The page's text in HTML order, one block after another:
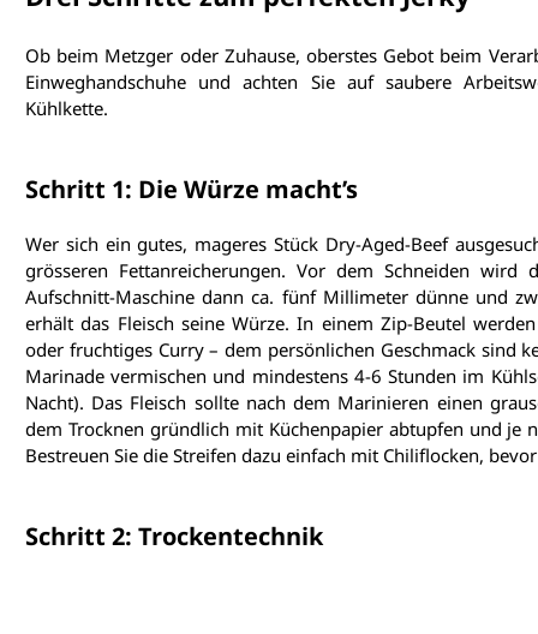
Ob beim Metzger oder Zuhause, oberstes Gebot beim
Einweghandschuhe und achten Sie auf saubere
Kühlkette.
Schritt 1: Die Würze macht’s
Wer sich ein gutes, mageres Stück Dry-Aged-Beef
grösseren Fettanreicherungen. Vor dem Schneiden
Aufschnitt-Maschine dann ca. fünf Millimeter dünne und
erhält das Fleisch seine Würze. In einem Zip-Beutel
oder fruchtiges Curry – dem persönlichen Geschmack sind
Marinade vermischen und mindestens 4-6 Stunden im
Nacht). Das Fleisch sollte nach dem Marinieren einen
dem Trocknen gründlich mit Küchenpapier abtupfen und je
Bestreuen Sie die Streifen dazu einfach mit Chiliflocken,
Schritt 2: Trockentechnik